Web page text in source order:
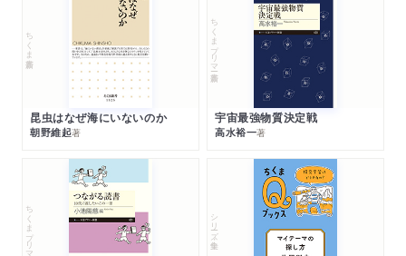
ちくま新書
昆虫はなぜ海にいないのか
朝野維起著
ちくまプリマー新書
宇宙最強物質決定戦
高水裕一著
ちくまプリマー新書 シリーズ・全集